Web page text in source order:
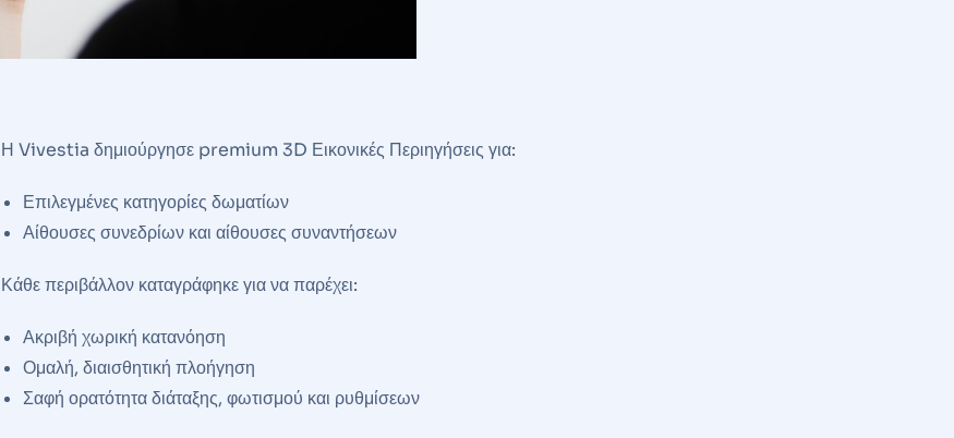
Η Vivestia δημιούργησε premium 3D Εικονικές Περιηγήσεις για:
Επιλεγμένες κατηγορίες δωματίων
Αίθουσες συνεδρίων και αίθουσες συναντήσεων
Κάθε περιβάλλον καταγράφηκε για να παρέχει:
Ακριβή χωρική κατανόηση
Ομαλή, διαισθητική πλοήγηση
Σαφή ορατότητα διάταξης, φωτισμού και ρυθμίσεων